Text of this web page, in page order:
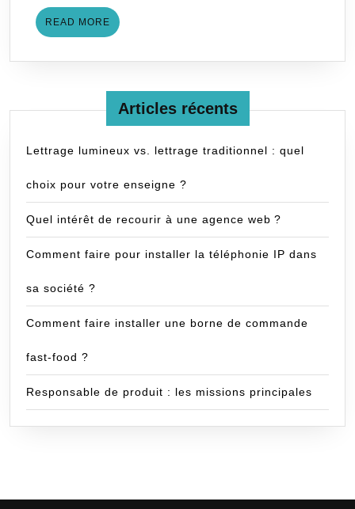
READ MORE READ
MORE
Articles récents
Lettrage lumineux vs. lettrage traditionnel : quel
choix pour votre enseigne ?
Quel intérêt de recourir à une agence web ?
Comment faire pour installer la téléphonie IP dans
sa société ?
Comment faire installer une borne de commande
fast-food ?
Responsable de produit : les missions principales